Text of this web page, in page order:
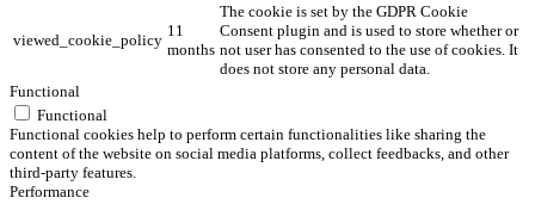
viewed_cookie_policy
11
months
The cookie is set by the GDPR Cookie
Consent plugin and is used to store whether or
not user has consented to the use of cookies. It
does not store any personal data.
Functional
Functional
Functional cookies help to perform certain functionalities like sharing the
content of the website on social media platforms, collect feedbacks, and other
third-party features.
Performance